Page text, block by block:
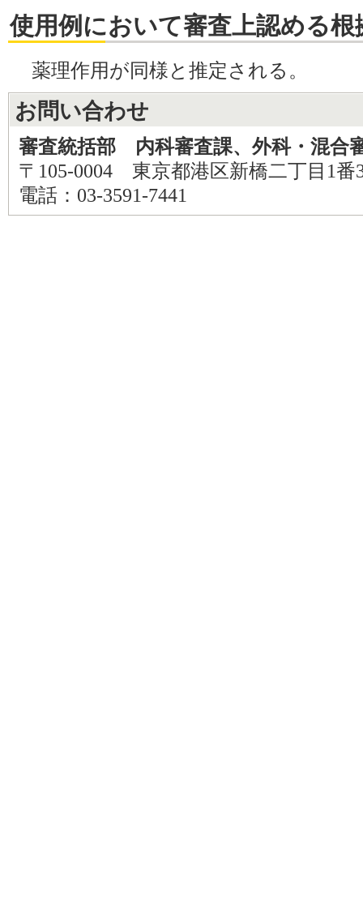
使用例において審査上認める根
薬理作用が同様と推定される。
お問い合わせ
審査統括部 内科審査課、外科・混合
〒105-0004 東京都港区新橋二丁目1番
電話：03-3591-7441